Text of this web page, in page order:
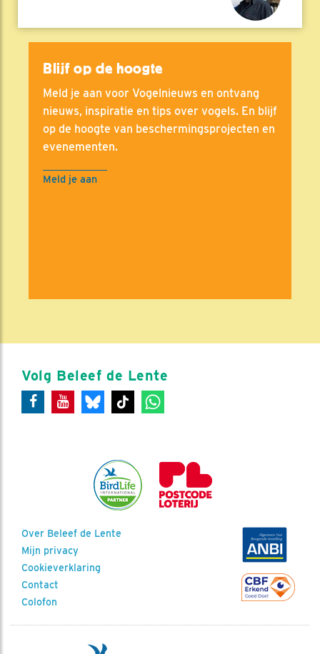
Blijf op de hoogte
Meld je aan voor Vogelnieuws en ontvang
nieuws, inspiratie en tips over vogels. En blijf
op de hoogte van beschermingsprojecten en
evenementen.
Meld je aan
Volg Beleef de Lente
Over Beleef de Lente
Mijn privacy
Cookieverklaring
Contact
Colofon